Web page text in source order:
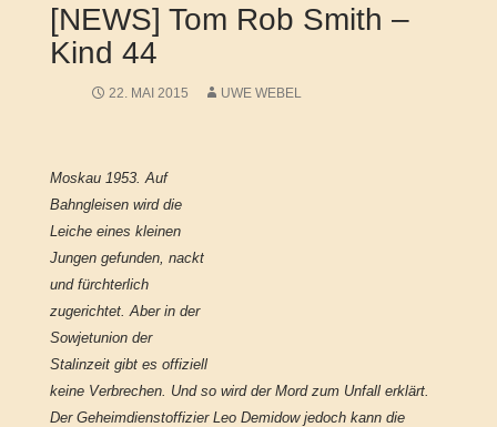
[NEWS] Tom Rob Smith –
Kind 44
22. MAI 2015 UWE WEBEL
Moskau 1953. Auf
Bahngleisen wird die
Leiche eines kleinen
Jungen gefunden, nackt
und fürchterlich
zugerichtet. Aber in der
Sowjetunion der
Stalinzeit gibt es offiziell
keine Verbrechen. Und so wird der Mord zum Unfall erklärt.
Der Geheimdienstoffizier Leo Demidow jedoch kann die